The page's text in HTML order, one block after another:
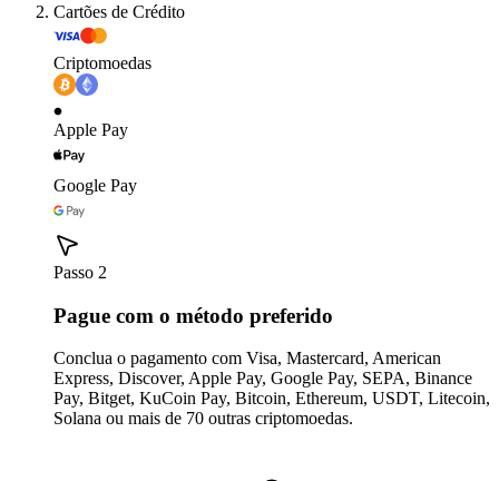
Cartões de Crédito
Criptomoedas
Apple Pay
Google Pay
Passo 2
Pague com o método preferido
Conclua o pagamento com Visa, Mastercard, American
Express, Discover, Apple Pay, Google Pay, SEPA, Binance
Pay, Bitget, KuCoin Pay, Bitcoin, Ethereum, USDT, Litecoin,
Solana ou mais de 70 outras criptomoedas.